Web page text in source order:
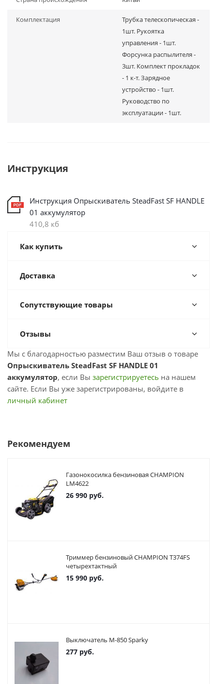
Комплектация
Трубка телескопическая -
1шт. Рукоятка
управления - 1шт.
Форсунка распылителя -
3шт. Комплект прокладок
- 1 к-т. Зарядное
устройство - 1шт.
Руководство по
эксплуатации - 1шт.
Инструкция
Инструкция Опрыскиватель SteadFast SF HANDLE
01 аккумулятор
410,8 кб
Как купить
Доставка
Сопутствующие товары
Отзывы
Мы с благодарностью разместим Ваш отзыв о товаре
Опрыскиватель SteadFast SF HANDLE 01
аккумулятор, если Вы зарегистрируетесь на нашем
сайте. Если Вы уже зарегистрированы, войдите в
личный кабинет
Рекомендуем
Газонокосилка бензиновая CHAMPION
LM4622
26 990 руб.
Триммер бензиновый CHAMPION T374FS
четырехтактный
15 990 руб.
Выключатель М-850 Sparky
277 руб.